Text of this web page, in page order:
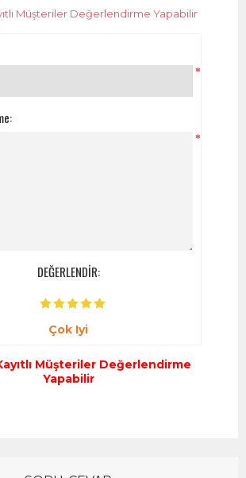
Müşteriler Değerlendirme Yapabilir
*
*
DEĞERLENDİR:
Çok Iyi
Müşteriler Değerlendirme
Yapabilir